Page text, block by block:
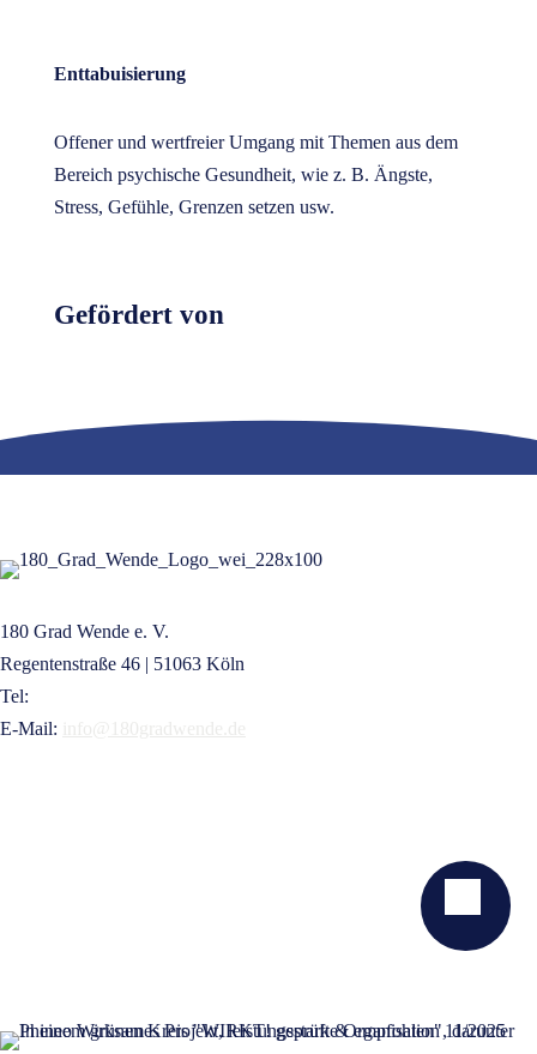
Enttabuisierung
Offener und wertfreier Umgang mit Themen aus dem
Bereich psychische Gesundheit, wie z. B. Ängste,
Stress, Gefühle, Grenzen setzen usw.
Gefördert von
180 Grad Wende e. V.
Regentenstraße 46 | 51063 Köln
Tel:
E-Mail: